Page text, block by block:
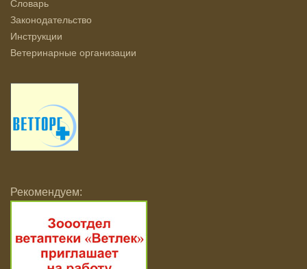
Словарь
Законодательство
Инструкции
Ветеринарные организации
Рекомендуем: